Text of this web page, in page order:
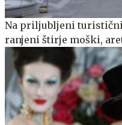
Na priljubljeni
ranjeni štirje moški,